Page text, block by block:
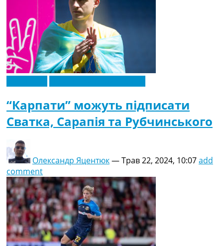
“Карпати” можуть підписати
Сватка, Сарапія та Рубчинського
Олександр Яцентюк—Трав 22, 2024, 10:07add
comment